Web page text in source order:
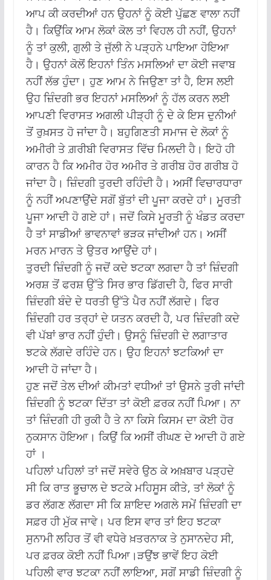
ਆਪ ਕੀ ਕਰਦੀਆਂ ਹਨ ਉਹਨਾਂ ਨੂੰ ਕੋਈ ਪੁੱਛਣ ਵਾਲਾ ਨਹੀਂ
ਹੈ। ਕਿਉਂਕਿ ਆਮ ਲੋਕਾਂ ਕੋਲ ਤਾਂ ਵਿਹਲ ਹੀ ਨਹੀਂ, ਉਹਨਾਂ
ਨੂੰ ਤਾਂ ਕੁਲੀ, ਗੁਲੀ ਤੇ ਜੁੱਲੀ ਨੇ ਪੜ੍ਹਨੇ ਪਾਇਆ ਹੋਇਆ
ਹੈ। ਉਹਨਾਂ ਕੋਲੋਂ ਇਹਨਾਂ ਤਿੰਨ ਮਸਲਿਆਂ ਦਾ ਕੋਈ ਜਵਾਬ
ਨਹੀਂ ਲੱਭ ਹੁੰਦਾ। ਹੁਣ ਆਮ ਨੇ ਜਿਉਣਾ ਤਾਂ ਹੈ, ਇਸ ਲਈ
ਉਹ ਜ਼ਿੰਦਗੀ ਭਰ ਇਹਨਾਂ ਮਸਲਿਆਂ ਨੂੰ ਹੱਲ ਕਰਨ ਲਈ
ਆਪਣੀ ਵਿਰਾਸਤ ਅਗਲੀ ਪੀੜ੍ਹੀ ਨੂੰ ਦੇ ਕੇ ਇਸ ਦੁਨੀਆਂ
ਤੋਂ ਰੁਖ਼ਸਤ ਹੋ ਜਾਂਦਾ ਹੈ। ਬਹੁਗਿਣਤੀ ਸਮਾਜ ਦੇ ਲੋਕਾਂ ਨੂੰ
ਅਮੀਰੀ ਤੇ ਗ਼ਰੀਬੀ ਵਿਰਾਸਤ ਵਿੱਚ ਮਿਲਦੀ ਹੈ। ਇਹੋ ਹੀ
ਕਾਰਨ ਹੈ ਕਿ ਅਮੀਰ ਹੋਰ ਅਮੀਰ ਤੇ ਗਰੀਬ ਹੋਰ ਗਰੀਬ ਹੋ
ਜਾਂਦਾ ਹੈ। ਜ਼ਿੰਦਗੀ ਤੁਰਦੀ ਰਹਿੰਦੀ ਹੈ। ਅਸੀਂ ਵਿਚਾਰਧਾਰਾ
ਨੂੰ ਨਹੀਂ ਅਪਣਾਉਂਦੇ ਸਗੋਂ ਬੁੱਤਾਂ ਦੀ ਪੂਜਾ ਕਰਦੇ ਹਾਂ। ਮੂਰਤੀ
ਪੂਜਾ ਆਦੀ ਹੋ ਗਏ ਹਾਂ। ਜਦੋਂ ਕਿਸੇ ਮੂਰਤੀ ਨੂੰ ਖੰਡਤ ਕਰਦਾ
ਹੈ ਤਾਂ ਸਾਡੀਆਂ ਭਾਵਨਾਵਾਂ ਭੜਕ ਜਾਂਦੀਆਂ ਹਨ। ਅਸੀਂ
ਮਰਨ ਮਾਰਨ ਤੇ ਉਤਰ ਆਉਂਦੇ ਹਾਂ।
ਤੁਰਦੀ ਜ਼ਿੰਦਗੀ ਨੂੰ ਜਦੋਂ ਕਦੇ ਝਟਕਾ ਲਗਦਾ ਹੈ ਤਾਂ ਜ਼ਿੰਦਗੀ
ਅਰਸ਼ ਤੋਂ ਫਰਸ਼ ਉੱਤੇ ਸਿਰ ਭਾਰ ਡਿੱਗਦੀ ਹੈ, ਫਿਰ ਸਾਰੀ
ਜ਼ਿੰਦਗੀ ਬੰਦੇ ਦੇ ਧਰਤੀ ਉੱਤੇ ਪੈਰ ਨਹੀਂ ਲੱਗਦੇ। ਫਿਰ
ਜ਼ਿੰਦਗੀ ਹਰ ਤਰ੍ਹਾਂ ਦੇ ਯਤਨ ਕਰਦੀ ਹੈ, ਪਰ ਜ਼ਿੰਦਗੀ ਕਦੇ
ਵੀ ਪੱਬਾਂ ਭਾਰ ਨਹੀਂ ਹੁੰਦੀ। ਉਸਨੂੰ ਜ਼ਿੰਦਗੀ ਦੇ ਲਗਾਤਾਰ
ਝਟਕੇ ਲੱਗਦੇ ਰਹਿੰਦੇ ਹਨ। ਉਹ ਇਹਨਾਂ ਝਟਕਿਆਂ ਦਾ
ਆਦੀ ਹੋ ਜਾਂਦਾ ਹੈ।
ਹੁਣ ਜਦੋਂ ਤੇਲ ਦੀਆਂ ਕੀਮਤਾਂ ਵਧੀਆਂ ਤਾਂ ਉਸਨੇ ਤੁਰੀ ਜਾਂਦੀ
ਜ਼ਿੰਦਗੀ ਨੂੰ ਝਟਕਾ ਦਿੱਤਾ ਤਾਂ ਕੋਈ ਫ਼ਰਕ ਨਹੀਂ ਪਿਆ। ਨਾ
ਤਾਂ ਜ਼ਿੰਦਗੀ ਹੀ ਰੁਕੀ ਹੈ ਤੇ ਨਾ ਕਿਸੇ ਕਿਸਮ ਦਾ ਕੋਈ ਹੋਰ
ਨੁਕਸਾਨ ਹੋਇਆ। ਕਿਉਂ ਕਿ ਅਸੀਂ ਰੀਘਣ ਦੇ ਆਦੀ ਹੋ ਗਏ
ਹਾਂ ।
ਪਹਿਲਾਂ ਪਹਿਲਾਂ ਤਾਂ ਜਦੋਂ ਸਵੇਰੇ ਉਠ ਕੇ ਅਖ਼ਬਾਰ ਪੜ੍ਹਦੇ
ਸੀ ਕਿ ਰਾਤ ਭੂਚਾਲ ਦੇ ਝਟਕੇ ਮਹਿਸੂਸ ਕੀਤੇ, ਤਾਂ ਲੋਕਾਂ ਨੂੰ
ਡਰ ਲੱਗਣ ਲੱਗਦਾ ਸੀ ਕਿ ਸ਼ਾਇਦ ਅਗਲੇ ਸਮੇਂ ਜ਼ਿੰਦਗੀ ਦਾ
ਸਫ਼ਰ ਹੀ ਮੁੱਕ ਜਾਵੇ। ਪਰ ਇਸ ਵਾਰ ਤਾਂ ਇਹ ਝਟਕਾ
ਸੁਨਾਮੀ ਲਹਿਰ ਤੋਂ ਵੀ ਵਧੇਰੇ ਖ਼ਤਰਨਾਕ ਤੇ ਨੁਸਾਨਦੇਹ ਸੀ,
ਪਰ ਫ਼ਰਕ ਕੋਈ ਨਹੀਂ ਪਿਆ।ੜਉਂਝ ਭਾਵੇਂ ਇਹ ਕੋਈ
ਪਹਿਲੀ ਵਾਰ ਝਟਕਾ ਨਹੀਂ ਲਾਇਆ, ਸਗੋਂ ਸਾਡੀ ਜ਼ਿੰਦਗੀ ਨੂੰ